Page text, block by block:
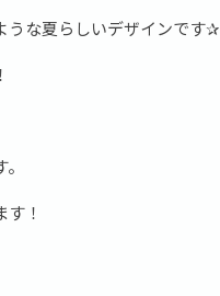
うな夏らしいデザインです✰
！